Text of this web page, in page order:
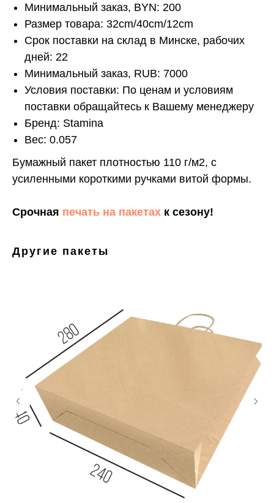
Минимальный заказ, BYN: 200
Размер товара: 32cm/40cm/12cm
Срок поставки на склад в Минске, рабочих
дней: 22
Минимальный заказ, RUB: 7000
Условия поставки: По ценам и условиям
поставки обращайтесь к Вашему менеджеру
Бренд: Stamina
Вес: 0.057
Бумажный пакет плотностью 110 г/м2, с
усиленными короткими ручками витой формы.
Срочная печать на пакетах к сезону!
Другие пакеты